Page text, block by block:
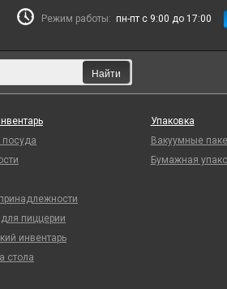
Режим работы: пн-пт с 9:00 до 17:00
Найти
посуда
пиццерии
инвентарь
стола
Упаковка
Вакуумные
Бумажная